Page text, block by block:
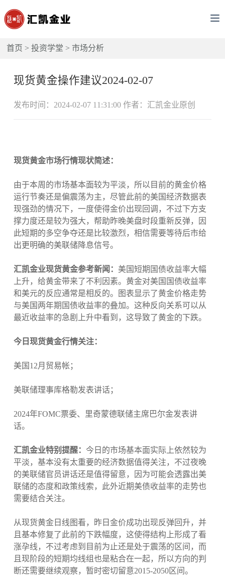
首页 >投资学堂 >市场分析
现货黄金操作建议2024-02-07
发布时间：2024-02-07 11:31:00 作者：汇凯金业原创
现货黄金市场行情现状简述：
由于本周的市场基本面较为平淡，所以目前的黄金价格
运行节奏还是偏震荡为主，尽管此前的美国经济数据表
现强劲的情况下，一度使得金价出现回调，不过下方支
撑力度还是较为强大，帮助昨晚美盘时段重新反弹，因
此短期的多空争夺还是比较激烈，相信需要等待后市给
出更明确的美联储降息信号。
汇凯金业现货黄金参考新闻： 美国短期国债收益率大幅
上升，给黄金带来了不利因素。黄金对美国国债收益率
和美元的反应通常是相反的。图表显示了黄金价格走势
与美国两年期国债收益率的叠加。这种反向关系可以从
最近收益率的急剧上升中看到，这导致了黄金的下跌。
今日现货黄金行情关注：
美国12月贸易帐；
美联储理事库格勒发表讲话；
2024年FOMC票委、里奇蒙德联储主席巴尔金发表讲
话。
汇凯金业特别提醒： 今日的市场基本面实际上依然较为
平淡，基本没有太重要的经济数据值得关注，不过夜晚
的美联储官员讲话还是值得留意，因为可能会透露出美
联储的态度和政策线索，此外近期美债收益率的走势也
需要结合关注。
从现货黄金日线图看，昨日金价成功出现反弹回升，并
且基本修复了此前的下跌幅度，这使得结构上形成了看
涨孕线，不过考虑到目前为止还是处于震荡的区间，而
且现阶段的短期均线组也是粘合在一起，所以方向的判
断还需要继续观察，暂时密切留意2015-2050区间。